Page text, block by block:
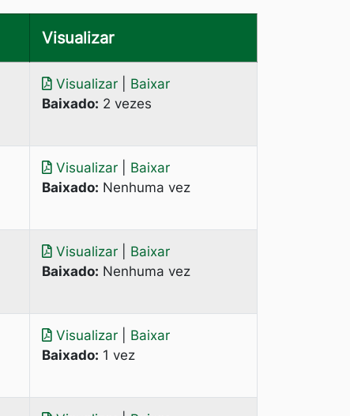
Visualizar
Visualizar
Baixar
Baixado: 2 vezes
Visualizar
Baixar
Baixado: Nenhuma vez
Visualizar
Baixar
Baixado: Nenhuma vez
Visualizar
Baixar
Baixado: 1 vez